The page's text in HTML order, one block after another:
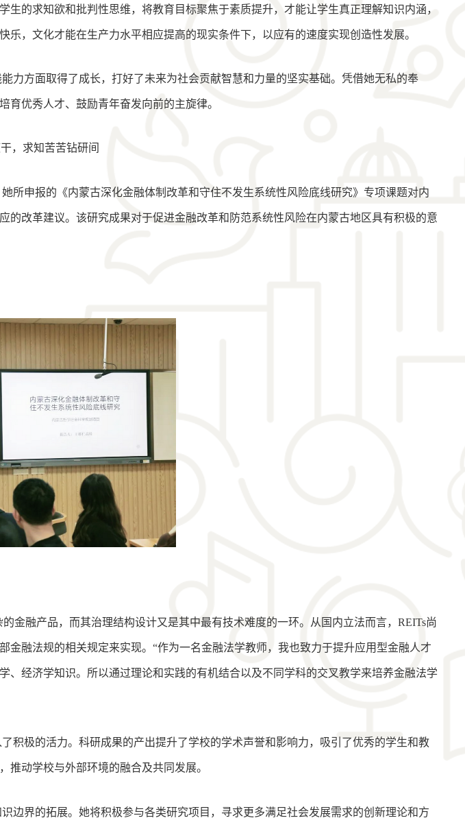
的求知欲和批判性思维，将教育目标聚焦于素质提升，才能让学生真正理解知识内涵，
，文化才能在生产力水平相应提高的现实条件下，以应有的速度实现创造性发展。
力方面取得了成长，打好了未来为社会贡献智慧和力量的坚实基础。凭借她无私的奉
优秀人才、鼓励青年奋发向前的主旋律。
，求知苦苦钻研间
所申报的《内蒙古深化金融体制改革和守住不发生系统性风险底线研究》专项课题对内
改革建议。该研究成果对于促进金融改革和防范系统性风险在内蒙古地区具有积极的意
金融产品，而其治理结构设计又是其中最有技术难度的一环。从国内立法而言，REITs尚
融法规的相关规定来实现。“作为一名金融法学教师，我也致力于提升应用型金融人才
经济学知识。所以通过理论和实践的有机结合以及不同学科的交叉教学来培养金融法学
积极的活力。科研成果的产出提升了学校的学术声誉和影响力，吸引了优秀的学生和教
动学校与外部环境的融合及共同发展。
边界的拓展。她将积极参与各类研究项目，寻求更多满足社会发展需求的创新理论和方